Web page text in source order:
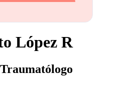
López R